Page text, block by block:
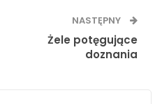
NASTĘPNY
Żele potęgujące
doznania